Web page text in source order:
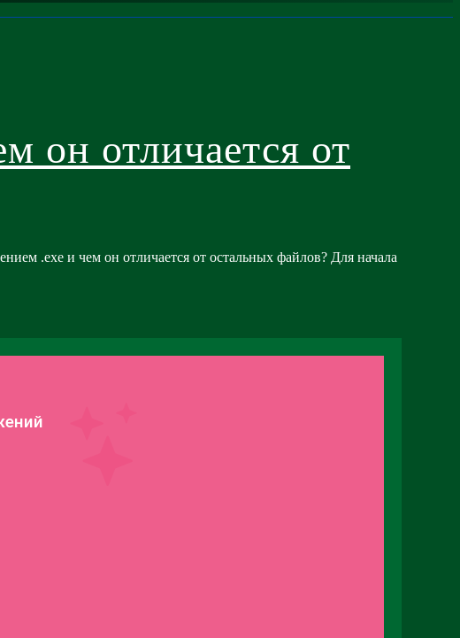
он отличается от
.exe и чем он отличается от остальных файлов? Для начала